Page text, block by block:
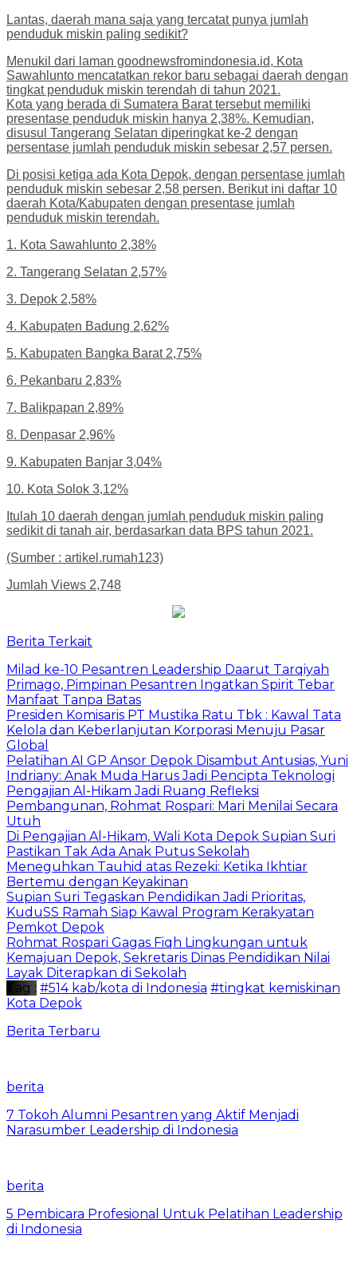
Lantas, daerah mana saja yang tercatat punya jumlah
penduduk miskin paling sedikit?
Menukil dari laman goodnewsfromindonesia.id, Kota
Sawahlunto mencatatkan rekor baru sebagai daerah dengan
tingkat penduduk miskin terendah di tahun 2021.
Kota yang berada di Sumatera Barat tersebut memiliki
presentase penduduk miskin hanya 2,38%. Kemudian,
disusul Tangerang Selatan diperingkat ke-2 dengan
persentase jumlah penduduk miskin sebesar 2,57 persen.
Di posisi ketiga ada Kota Depok, dengan persentase jumlah
penduduk miskin sebesar 2,58 persen. Berikut ini daftar 10
daerah Kota/Kabupaten dengan presentase jumlah
penduduk miskin terendah.
1. Kota Sawahlunto 2,38%
2. Tangerang Selatan 2,57%
3. Depok 2,58%
4. Kabupaten Badung 2,62%
5. Kabupaten Bangka Barat 2,75%
6. Pekanbaru 2,83%
7. Balikpapan 2,89%
8. Denpasar 2,96%
9. Kabupaten Banjar 3,04%
10. Kota Solok 3,12%
Itulah 10 daerah dengan jumlah penduduk miskin paling
sedikit di tanah air, berdasarkan data BPS tahun 2021.
(Sumber : artikel.rumah123)
Jumlah Views 2,748
Berita Terkait
Milad ke-10 Pesantren Leadership Daarut Tarqiyah
Primago, Pimpinan Pesantren Ingatkan Spirit Tebar
Manfaat Tanpa Batas
Presiden Komisaris PT Mustika Ratu Tbk : Kawal Tata
Kelola dan Keberlanjutan Korporasi Menuju Pasar
Global
Pelatihan AI GP Ansor Depok Disambut Antusias, Yuni
Indriany: Anak Muda Harus Jadi Pencipta Teknologi
Pengajian Al-Hikam Jadi Ruang Refleksi
Pembangunan, Rohmat Rospari: Mari Menilai Secara
Utuh
Di Pengajian Al-Hikam, Wali Kota Depok Supian Suri
Pastikan Tak Ada Anak Putus Sekolah
Meneguhkan Tauhid atas Rezeki: Ketika Ikhtiar
Bertemu dengan Keyakinan
Supian Suri Tegaskan Pendidikan Jadi Prioritas,
KuduSS Ramah Siap Kawal Program Kerakyatan
Pemkot Depok
Rohmat Rospari Gagas Fiqh Lingkungan untuk
Kemajuan Depok, Sekretaris Dinas Pendidikan Nilai
Layak Diterapkan di Sekolah
Tag : #514 kab/kota di Indonesia #tingkat kemiskinan
Kota Depok
Berita Terbaru
berita
7 Tokoh Alumni Pesantren yang Aktif Menjadi
Narasumber Leadership di Indonesia
berita
5 Pembicara Profesional Untuk Pelatihan Leadership
di Indonesia